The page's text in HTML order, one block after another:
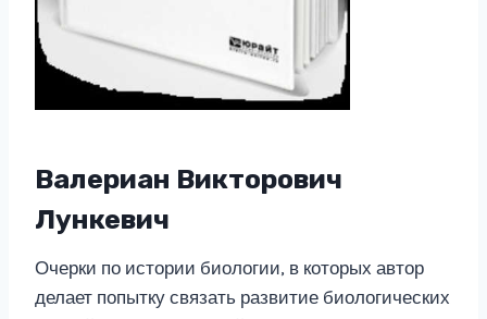
Валериан Викторович
Лункевич
Очерки по истории биологии, в которых автор
делает попытку связать развитие биологических